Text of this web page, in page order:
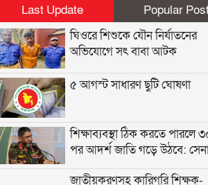
Last Update
Popular
ঘিওরে শিশুকে যৌন নির্যাতনের
অভিযোগে সৎ বাবা আটক
৫ আগস্ট সাধারণ ছুটি ঘোষণা
শিক্ষাব্যবস্থা ঠিক করতে পারলে
পর আদর্শ জাতি গড়ে উঠবে:
জাতীয়করণসহ কারিগরি শিক্ষক-